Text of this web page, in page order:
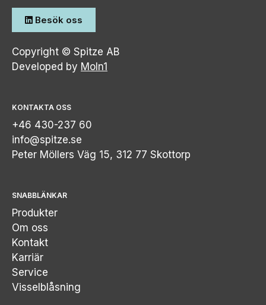
Besök oss
Copyright © Spitze AB
Developed by Moln1
KONTAKTA OSS
+46 430-237 60
info@spitze.se
Peter Möllers Väg 15, 312 77 Skottorp
SNABBLÄNKAR
Produkter
Om oss
Kontakt
Karriär
Service
Visselblåsning